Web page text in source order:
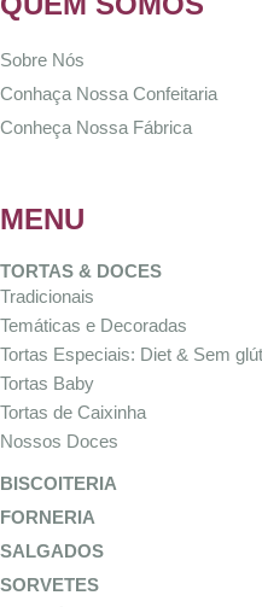
Sobre Nós
Conhaça Nossa Confeitaria
Conheça Nossa Fábrica
MENU
TORTAS & DOCES
Tradicionais
Temáticas e Decoradas
Tortas Especiais: Diet & Sem
Tortas Baby
Tortas de Caixinha
Nossos Doces
BISCOITERIA
FORNERIA
SALGADOS
SORVETES